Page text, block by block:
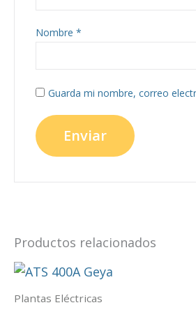
Nombre*
Guarda mi nombre, correo
Productos relacionados
Plantas Eléctricas